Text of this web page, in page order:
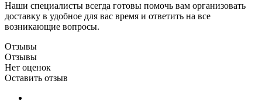
Наши специалисты всегда готовы помочь вам организовать
доставку в удобное для вас время и ответить на все
возникающие вопросы.
Отзывы
Отзывы
Нет оценок
Оставить отзыв